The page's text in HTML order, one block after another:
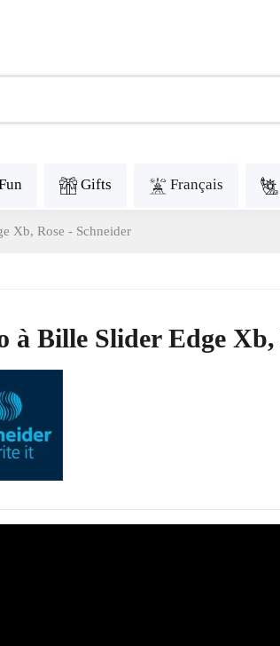
Gifts Français
Xb, Rose - Schneider
à Bille Slider Edge Xb,